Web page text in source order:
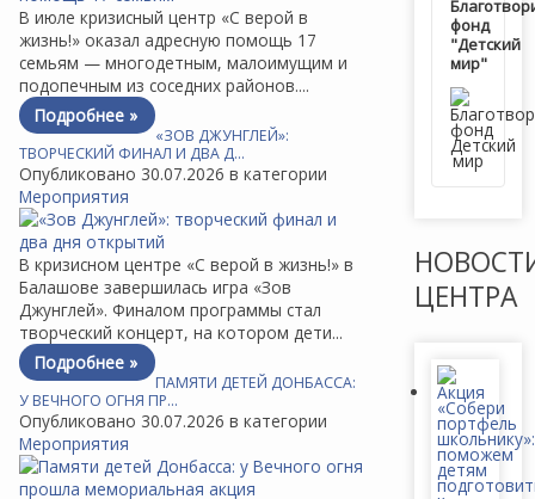
В июле кризисный центр «С верой в
жизнь!» оказал адресную помощь 17
семьям — многодетным, малоимущим и
подопечным из соседних районов....
Подробнее »
«ЗОВ ДЖУНГЛЕЙ»:
ТВОРЧЕСКИЙ ФИНАЛ И ДВА Д…
Опубликовано 30.07.2026 в категории
Мероприятия
В кризисном центре «С верой в жизнь!» в
Балашове завершилась игра «Зов
Джунглей». Финалом программы стал
творческий концерт, на котором дети...
Подробнее »
ПАМЯТИ ДЕТЕЙ ДОНБАССА:
У ВЕЧНОГО ОГНЯ ПР…
Опубликовано 30.07.2026 в категории
Мероприятия
фонд
"Детский
мир"
ЦЕНТРА